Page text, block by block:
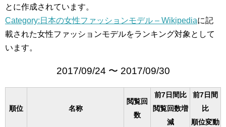
とに作成されています。
Category:日本の女性ファッションモデル – Wikipediaに記
載された女性ファッションモデルをランキング対象として
います。
2017/09/24 〜 2017/09/30
順位 名称
閲覧回
数
前7日間比
閲覧回数増
減
前7日間
比
順位変動